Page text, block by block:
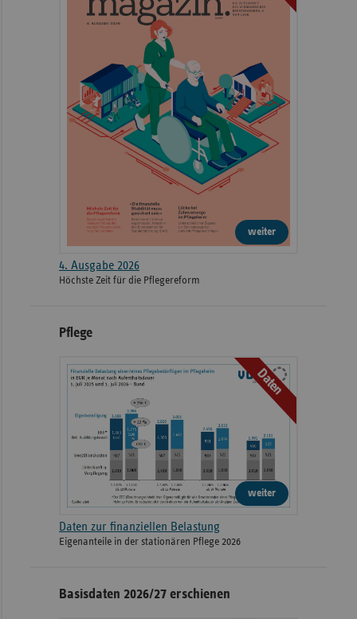
weiter
4. Ausgabe 2026
Höchste Zeit für die Pflegereform
Pflege
Daten
weiter
Daten zur finanziellen Belastung
Eigenanteile in der stationären Pflege 2026
Basisdaten 2026/27 erschienen